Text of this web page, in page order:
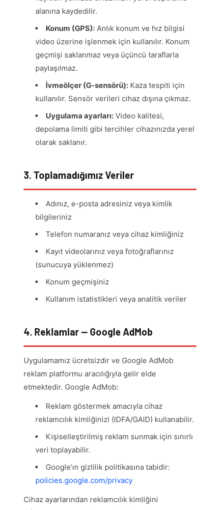
alanına kaydedilir.
Konum (GPS): Anlık konum ve hız bilgisi
video üzerine işlenmek için kullanılır. Konum
geçmişi saklanmaz veya üçüncü taraflarla
paylaşılmaz.
İvmeölçer (G-sensörü): Kaza tespiti için
kullanılır. Sensör verileri cihaz dışına çıkmaz.
Uygulama ayarları: Video kalitesi,
depolama limiti gibi tercihler cihazınızda yerel
olarak saklanır.
3. Toplamadığımız Veriler
Adınız, e-posta adresiniz veya kimlik
bilgileriniz
Telefon numaranız veya cihaz kimliğiniz
Kayıt videolarınız veya fotoğraflarınız
(sunucuya yüklenmez)
Konum geçmişiniz
Kullanım istatistikleri veya analitik veriler
4. Reklamlar — Google AdMob
Uygulamamız ücretsizdir ve Google AdMob
reklam platformu aracılığıyla gelir elde
etmektedir. Google AdMob:
Reklam göstermek amacıyla cihaz
reklamcılık kimliğinizi (IDFA/GAID) kullanabilir.
Kişiselleştirilmiş reklam sunmak için sınırlı
veri toplayabilir.
Google’ın gizlilik politikasına tabidir:
policies.google.com/privacy
Cihaz ayarlarından reklamcılık kimliğini